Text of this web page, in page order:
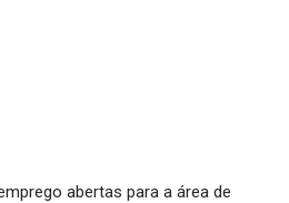
abertas para a área de